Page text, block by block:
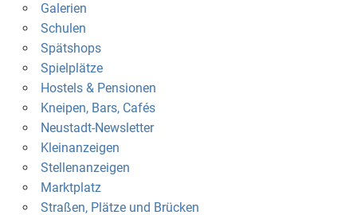
Galerien
Schulen
Spätshops
Spielplätze
Hostels & Pensionen
Kneipen, Bars, Cafés
Neustadt-Newsletter
Kleinanzeigen
Stellenanzeigen
Marktplatz
Straßen, Plätze und Brücken